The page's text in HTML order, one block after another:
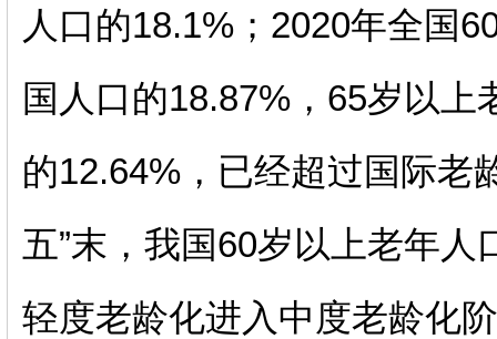
人口的18.1%；2020年全国
国人口的18.87%，65岁以
的12.64%，已经超过国际老
五”末，我国60岁以上老年
轻度老龄化进入中度老龄化